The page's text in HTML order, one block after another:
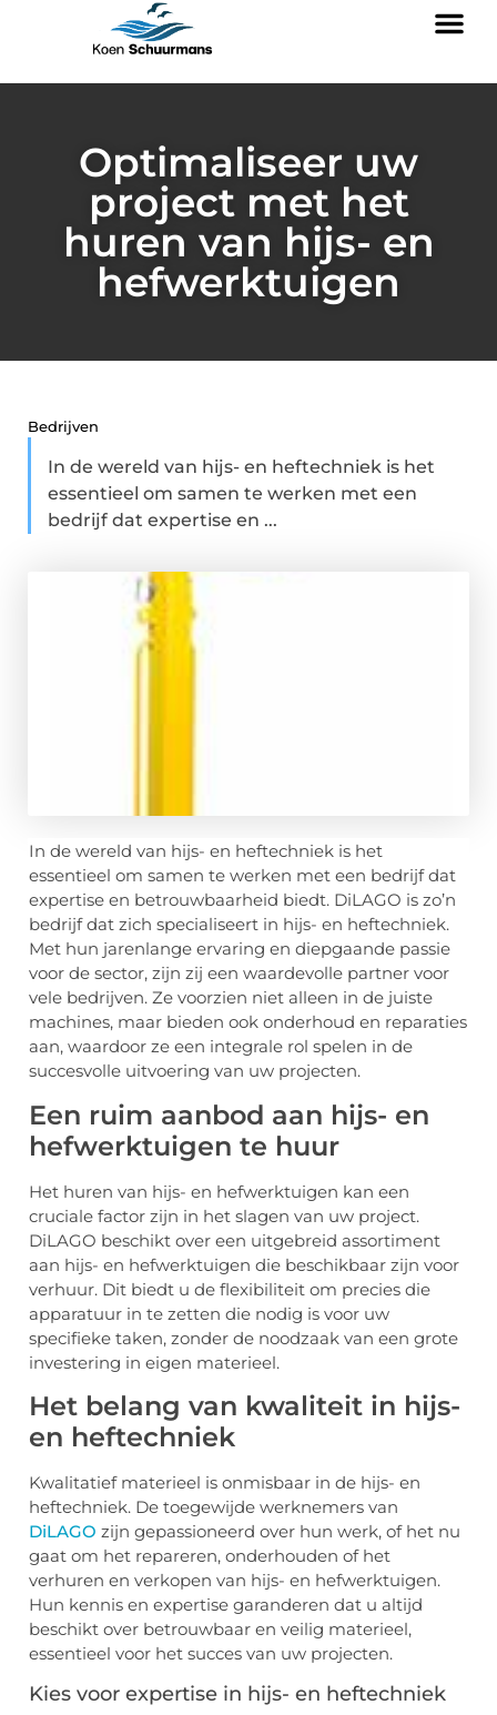
Optimaliseer uw
project met het
huren van hijs- en
hefwerktuigen
Bedrijven
In de wereld van hijs- en heftechniek is het
essentieel om samen te werken met een
bedrijf dat expertise en ...
In de wereld van hijs- en heftechniek is het
essentieel om samen te werken met een bedrijf dat
expertise en betrouwbaarheid biedt. DiLAGO is zo’n
bedrijf dat zich specialiseert in hijs- en heftechniek.
Met hun jarenlange ervaring en diepgaande passie
voor de sector, zijn zij een waardevolle partner voor
vele bedrijven. Ze voorzien niet alleen in de juiste
machines, maar bieden ook onderhoud en reparaties
aan, waardoor ze een integrale rol spelen in de
succesvolle uitvoering van uw projecten.
Een ruim aanbod aan hijs- en
hefwerktuigen te huur
Het huren van hijs- en hefwerktuigen kan een
cruciale factor zijn in het slagen van uw project.
DiLAGO beschikt over een uitgebreid assortiment
aan hijs- en hefwerktuigen die beschikbaar zijn voor
verhuur. Dit biedt u de flexibiliteit om precies die
apparatuur in te zetten die nodig is voor uw
specifieke taken, zonder de noodzaak van een grote
investering in eigen materieel.
Het belang van kwaliteit in hijs-
en heftechniek
Kwalitatief materieel is onmisbaar in de hijs- en
heftechniek. De toegewijde werknemers van
DiLAGO zijn gepassioneerd over hun werk, of het nu
gaat om het repareren, onderhouden of het
verhuren en verkopen van hijs- en hefwerktuigen.
Hun kennis en expertise garanderen dat u altijd
beschikt over betrouwbaar en veilig materieel,
essentieel voor het succes van uw projecten.
Kies voor expertise in hijs- en heftechniek